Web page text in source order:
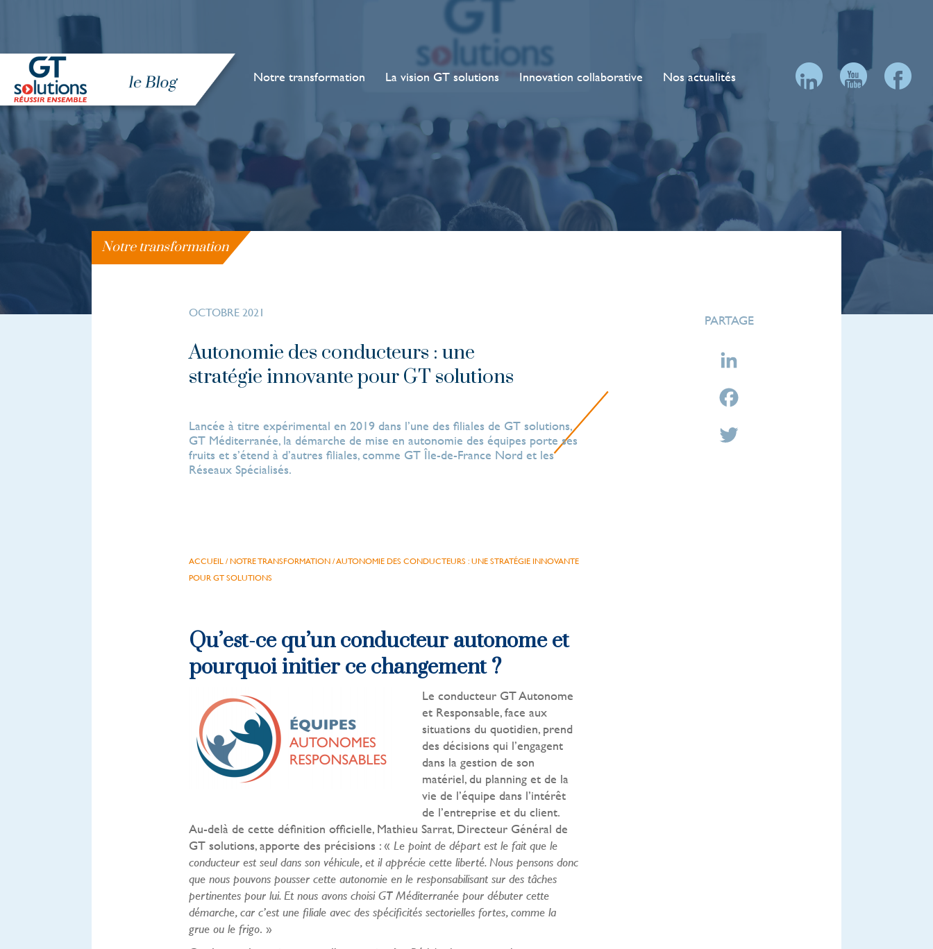
Notre transformation La vision GT solutions Innovation collaborative Nos actualités
Notre transformation
Notre transformation
OCTOBRE 2021
Autonomie des conducteurs : une
stratégie innovante pour GT solutions
Lancée à titre expérimental en 2019 dans l’une des filiales de GT solutions,
GT Méditerranée, la démarche de mise en autonomie des équipes porte ses
fruits et s’étend à d’autres filiales, comme GT Île-de-France Nord et les
Réseaux Spécialisés.
ACCUEIL / NOTRE TRANSFORMATION /AUTONOMIE DES CONDUCTEURS : UNE STRATÉGIE INNOVANTE
POUR GT SOLUTIONS
Qu’est-ce qu’un conducteur autonome et
pourquoi initier ce changement ?
Le conducteur GT Autonome
et Responsable, face aux
situations du quotidien, prend
des décisions qui l’engagent
dans la gestion de son
matériel, du planning et de la
vie de l’équipe dans l’intérêt
de l’entreprise et du client.
Au-delà de cette définition officielle, Mathieu Sarrat, Directeur Général de
GT solutions, apporte des précisions : « Le point de départ est le fait que le
conducteur est seul dans son véhicule, et il apprécie cette liberté. Nous pensons donc
que nous pouvons pousser cette autonomie en le responsabilisant sur des tâches
pertinentes pour lui. Et nous avons choisi GT Méditerranée pour débuter cette
démarche, car c’est une filiale avec des spécificités sectorielles fortes, comme la
grue ou le frigo. »
PARTAGE